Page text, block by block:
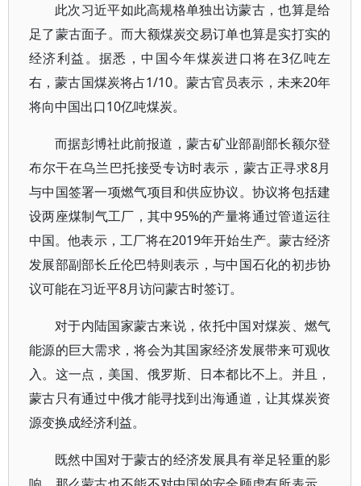
此次习近平如此高规格单独出访蒙古，也算是给
足了蒙古面子。而大额煤炭交易订单也算是实打实的
经济利益。据悉，中国今年煤炭进口将在3亿吨左
右，蒙古国煤炭将占1/10。蒙古官员表示，未来20年
将向中国出口10亿吨煤炭。
而据彭博社此前报道，蒙古矿业部副部长额尔登
布尔干在乌兰巴托接受专访时表示，蒙古正寻求8月
与中国签署一项燃气项目和供应协议。协议将包括建
设两座煤制气工厂，其中95%的产量将通过管道运往
中国。他表示，工厂将在2019年开始生产。蒙古经济
发展部副部长丘伦巴特则表示，与中国石化的初步协
议可能在习近平8月访问蒙古时签订。
对于内陆国家蒙古来说，依托中国对煤炭、燃气
能源的巨大需求，将会为其国家经济发展带来可观收
入。这一点，美国、俄罗斯、日本都比不上。并且，
蒙古只有通过中俄才能寻找到出海通道，让其煤炭资
源变换成经济利益。
既然中国对于蒙古的经济发展具有举足轻重的影